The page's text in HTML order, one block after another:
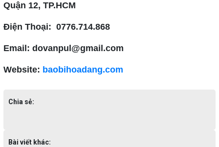
Quận 12, TP.HCM
Điện Thoại: 0776.714.868
Email: dovanpul@gmail.com
Website: baobihoadang.com
Chia sẻ:
Bài viết khác: